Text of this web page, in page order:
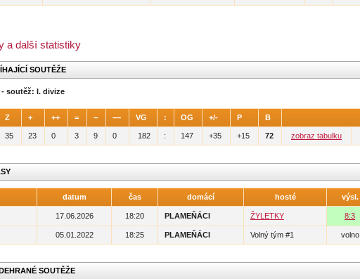
a další statistiky
SOUTĚŽE
- soutěž: I. divize
Z + ++ = − −− VG : OG +/- P B
35 23 0 3 9 0 182 : 147 +35 +15 72 zobraz tabulku
datum čas domácí hosté výsl.
17.06.2026 18:20 PLAMEŇÁCI ŽYLETKY 8:3
05.01.2022 18:25 PLAMEŇÁCI Volný tým #1 volno
SOUTĚŽE